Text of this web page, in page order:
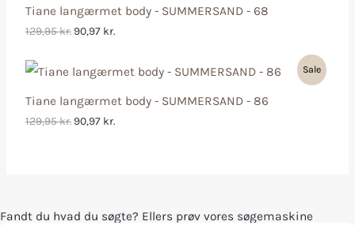
Tiane langærmet body - SUMMERSAND - 68
129,95kr. 90,97 kr.
Tiane langærmet body - SUMMERSAND - 86
Sale
129,95kr. 90,97 kr.
Fandt du hvad du søgte? Ellers prøv vores søgemaskine